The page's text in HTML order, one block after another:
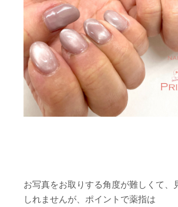
お写真をお取りする角度が難しくて、
しれませんが、ポイントで薬指は